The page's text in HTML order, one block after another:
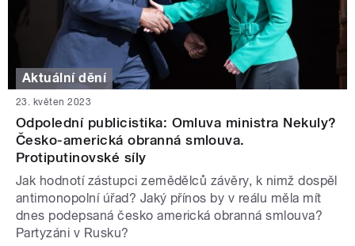
Aktuální dění
23. květen 2023
Odpolední publicistika: Omluva ministra Nekuly?
Česko-americká obranná smlouva.
Protiputinovské síly
Jak hodnotí zástupci zemědělců závěry, k nimž dospěl
antimonopolní úřad? Jaký přínos by v reálu měla mít
dnes podepsaná česko americká obranná smlouva?
Partyzáni v Rusku?